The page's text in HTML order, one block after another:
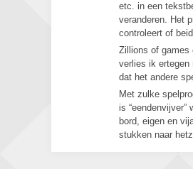
etc. in een
veranderen. Het
controleert of
Zillions of games
verlies ik ertegen
dat het andere
Met zulke
is
bord, eigen en
stukken naar